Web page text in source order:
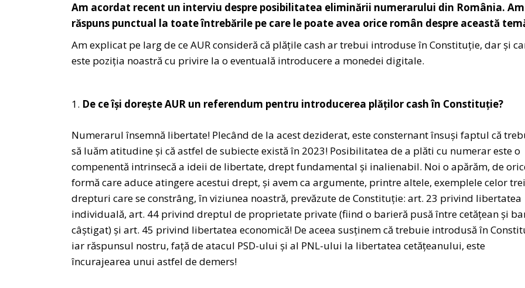
Am acordat recent un interviu despre posibilitatea eliminării numerarului din România. Am
răspuns punctual la toate întrebările pe care le poate avea orice român despre această
Am explicat pe larg de ce AUR consideră că plățile cash ar trebui introduse în Constituție, dar și
este poziția noastră cu privire la o eventuală introducere a monedei digitale.
De ce își dorește AUR un referendum pentru introducerea plăților cash în Constituție?
Numerarul însemnă libertate! Plecând de la acest deziderat, este consternant însuși faptul că
să luăm atitudine și că astfel de subiecte există în 2023! Posibilitatea de a plăti cu numerar este o
compenentă intrinsecă a ideii de libertate, drept fundamental și inalienabil. Noi o apărăm, de
formă care aduce atingere acestui drept, și avem ca argumente, printre altele, exemplele celor trei
drepturi care se constrâng, în viziunea noastră, prevăzute de Constituţie: art. 23 privind libertatea
individuală, art. 44 privind dreptul de proprietate private (fiind o barieră pusă între cetățean și
câștigat) și art. 45 privind libertatea economică! De aceea susținem că trebuie introdusă în
iar răspunsul nostru, față de atacul PSD-ului și al PNL-ului la libertatea cetățeanului, este
încurajearea unui astfel de demers!